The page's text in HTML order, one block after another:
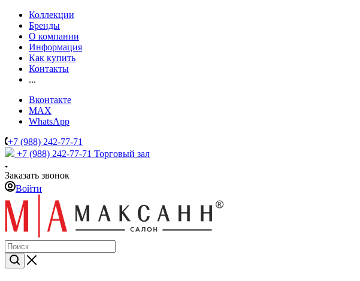
Коллекции
Бренды
О компании
Информация
Как купить
Контакты
...
Вконтакте
MAX
WhatsApp
+7 (988) 242-77-71
+7 (988) 242-77-71 Торговый зал
Заказать звонок
Войти